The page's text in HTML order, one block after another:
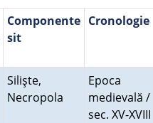
Componente
sit
Cronologie
Silişte,
Necropola
Epoca
medievală /
sec. XV-XVIII